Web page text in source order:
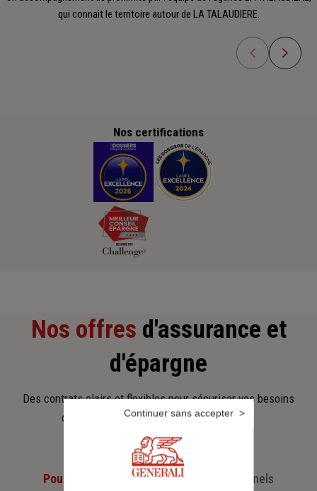
qui connait le territoire autour de LA TALAUDIERE.
Nos certifications
Nos offres d'assurance et
d'épargne
Des contrats clairs et flexibles pour sécuriser vos besoins
d’aujourd’hui et anticiper ceux de demain.
Pour les particuliersPour les professionnels
Continuer sans accepter